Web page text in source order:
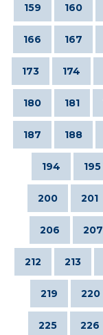
159 160
166 167
173 174
180 181
187 188
194 195
200 201
206 207
212 213
219 220
225 226